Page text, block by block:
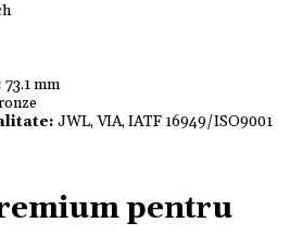
73.1 mm
JWL, VIA, IATF 16949/ISO9001
pentru